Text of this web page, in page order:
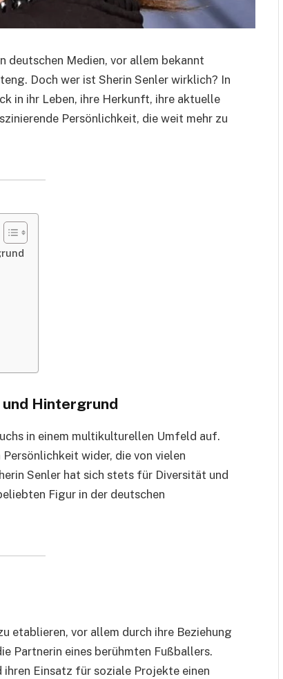
deutschen Medien, vor allem bekannt
Doch wer ist Sherin Senler wirklich? In
in ihr Leben, ihre Herkunft, ihre aktuelle
Persönlichkeit, die weit mehr zu
Hintergrund
in einem multikulturellen Umfeld auf.
wider, die von vielen
Senler hat sich stets für Diversität und
Figur in der deutschen
etablieren, vor allem durch ihre Beziehung
Partnerin eines berühmten Fußballers.
Einsatz für soziale Projekte einen